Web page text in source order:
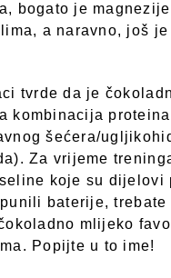
bogato je
a naravno, još je
tvrde da je
kombinacija
šećera/
Za vrijeme
koje su dijelovi
baterije, trebate
mlijeko
Popijte u to ime!